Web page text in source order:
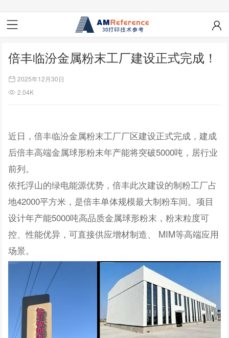
倍丰临汾金属粉末工厂建设正式完成！
2025年12月30日
2.04K
近日，倍丰临汾金属粉末工厂厂区建设正式完成，建成
后倍丰高端金属球形粉末年产能将突破5000吨，居行业
前列。
依托浮山的绿电能源优势，倍丰此次建设的制粉工厂占
地42000平方米，是倍丰单体规模最大制粉车间。项目
设计年产能5000吨高品质金属球形粉末，粉末粒度可
控、性能优异，可直接供应增材制造、 MIM等高端应用
场景。